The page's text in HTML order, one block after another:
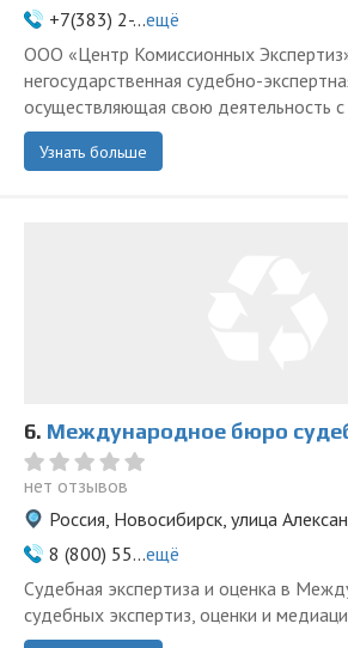
+7(383) 2-...ещё
ООО «Центр Комиссионных
негосударственная судебно-
осуществляющая свою деятельность
Узнать больше
6. Международное бюро судебных экспертиз, оценки и
нет отзывов
Россия, Новосибирск, улица
8 (800) 55...ещё
Судебная экспертиза и оценка в
судебных экспертиз, оценки и